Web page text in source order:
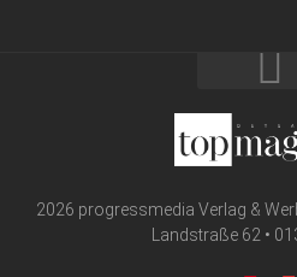
2026 progressmedia Verlag &
Landstraße 62 •